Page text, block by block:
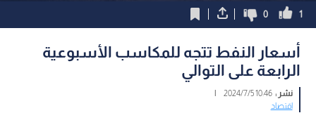
1
0
أسعار النفط تتجه للمكاسب الأسبوعية
الرابعة على التوالي
نشر :10:46 2024/7/5
|
اقتصاد